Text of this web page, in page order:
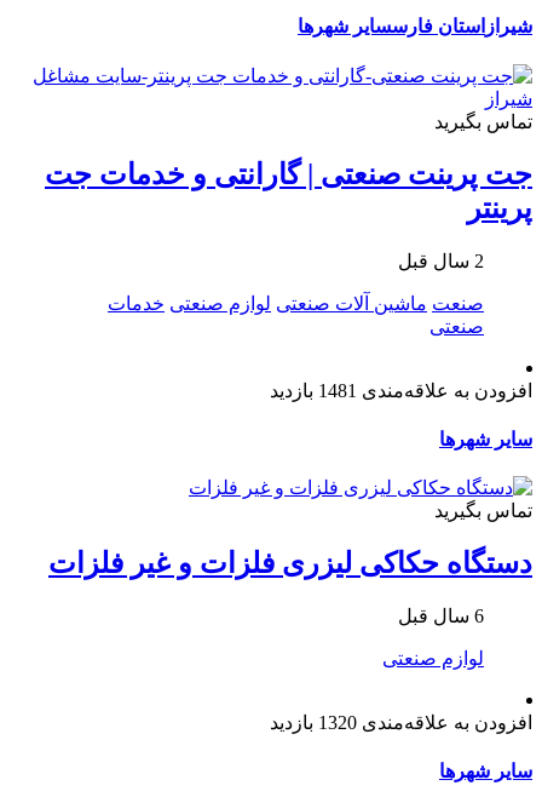
شیراز استان فارسسایر شهرها
تماس بگیرید
جت پرینت صنعتی | گارانتی و خدمات جت
پرینتر
2 سال قبل
صنعت ماشین آلات صنعتی لوازم صنعتی خدمات
صنعتی
افزودن به علاقه‌مندی 1481 بازدید
سایر شهرها
تماس بگیرید
دستگاه حکاکی لیزری فلزات و غیر فلزات
6 سال قبل
لوازم صنعتی
افزودن به علاقه‌مندی 1320 بازدید
سایر شهرها